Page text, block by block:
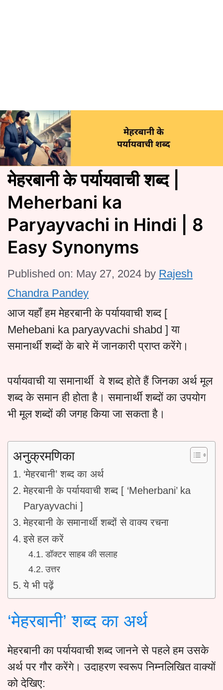
मेहरबानी के पर्यायवाची शब्द |
Meherbani ka
Paryayvachi in Hindi | 8
Easy Synonyms
Published on: May 27, 2024 by Rajesh
Chandra Pandey
आज यहाँ हम मेहरबानी के पर्यायवाची शब्द [
Mehebani ka paryayvachi shabd ] या
समानार्थी शब्दों के बारे में जानकारी प्राप्त करेंगे।
पर्यायवाची या समानार्थी वे शब्द होते हैं जिनका अर्थ मूल
शब्द के समान ही होता है। समानार्थी शब्दों का उपयोग
भी मूल शब्दों की जगह किया जा सकता है।
अनुक्रमणिका
‘मेहरबानी’ शब्द का अर्थ
मेहरबानी के पर्यायवाची शब्द [ ‘Meherbani’ ka
Paryayvachi ]
मेहरबानी के समानार्थी शब्दों से वाक्य रचना
इसे हल करें
डॉक्टर साहब की सलाह
उत्तर
ये भी पढ़ें
‘मेहरबानी’ शब्द का अर्थ
मेहरबानी का पर्यायवाची शब्द जानने से पहले हम उसके
अर्थ पर गौर करेंगे। उदाहरण स्वरूप निम्नलिखित वाक्यों
को देखिए: